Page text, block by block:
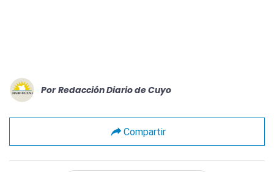
Por Redacción Diario de Cuyo
Compartir